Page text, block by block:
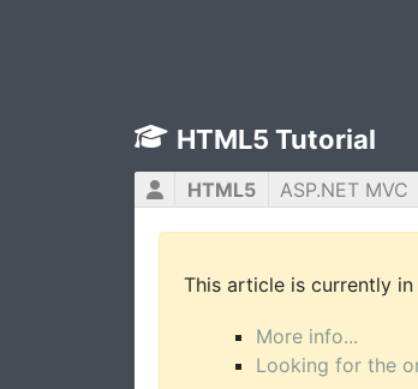
HTML5 Tutorial
HTML5 ASP.NET MVC
This article is currently
More info...
Looking for the